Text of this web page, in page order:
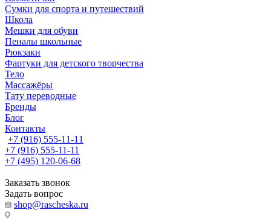
Сумки для спорта и путешествий
Школа
Мешки для обуви
Пеналы школьные
Рюкзаки
Фартуки для детского творчества
Тело
Массажёры
Тату переводные
Бренды
Блог
Контакты
+7 (916) 555-11-11
+7 (916) 555-11-11
+7 (495) 120-06-68
Заказать звонок
Задать вопрос
shop@rascheska.ru